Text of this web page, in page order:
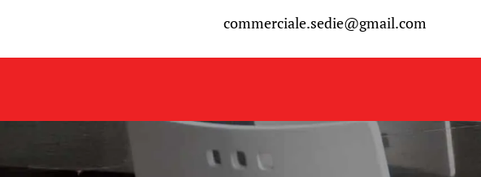
commerciale.sedie@gmail.com